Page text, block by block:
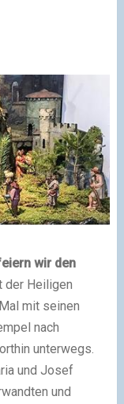
wir den
der Heiligen
mit seinen
nach
unterwegs.
und Josef
und